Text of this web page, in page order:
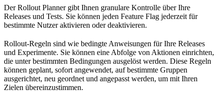
Der Rollout Planner gibt Ihnen granulare Kontrolle über Ihre
Releases und Tests. Sie können jeden Feature Flag jederzeit für
bestimmte Nutzer aktivieren oder deaktivieren.
Rollout-Regeln sind wie bedingte Anweisungen für Ihre Releases
und Experimente. Sie können eine Abfolge von Aktionen einrichten,
die unter bestimmten Bedingungen ausgelöst werden. Diese Regeln
können geplant, sofort angewendet, auf bestimmte Gruppen
ausgerichtet, neu geordnet und angepasst werden, um mit Ihren
Zielen übereinzustimmen.